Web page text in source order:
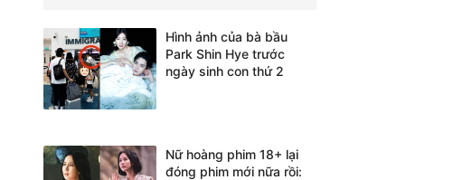
Hình ảnh của bà bầu
Park Shin Hye trước
ngày sinh con thứ 2
Nữ hoàng phim 18+ lại
đóng phim mới nữa rồi: